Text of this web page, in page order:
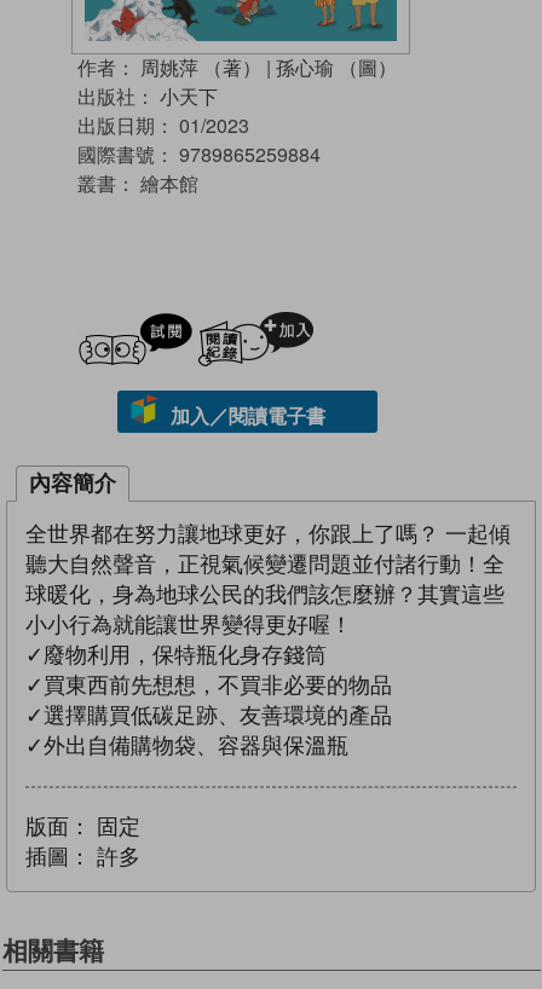
作者： 周姚萍 （著） | 孫心瑜 （圖）
出版社： 小天下
出版日期： 01/2023
國際書號： 9789865259884
叢書： 繪本館
試閲
加入／閱讀電子書
內容簡介
全世界都在努力讓地球更好，你跟上了嗎？ 一起傾
聽大自然聲音，正視氣候變遷問題並付諸行動！全
球暖化，身為地球公民的我們該怎麼辦？其實這些
小小行為就能讓世界變得更好喔！
✓廢物利用，保特瓶化身存錢筒
✓買東西前先想想，不買非必要的物品
✓選擇購買低碳足跡、友善環境的產品
✓外出自備購物袋、容器與保溫瓶
版面：
固定
插圖：
許多
相關書籍